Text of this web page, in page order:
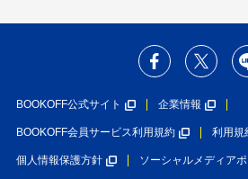
BOOKOFF公式サイト 企業情報
BOOKOFF会員サービス利用規約 利用規
個人情報保護方針 ソーシャルメディア